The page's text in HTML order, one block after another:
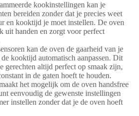
kookinstellingen kan je
bereiden zonder dat je precies weet
en kooktijd je moet instellen. De oven
uit handen en zorgt voor perfect
kan de oven de gaarheid van je
de kooktijd automatisch aanpassen. Dit
gerechten altijd perfect op smaak zijn,
in de gaten hoeft te houden.
het mogelijk om de oven handsfree
eenvoudig de gewenste instellingen
instellen zonder dat je de oven hoeft